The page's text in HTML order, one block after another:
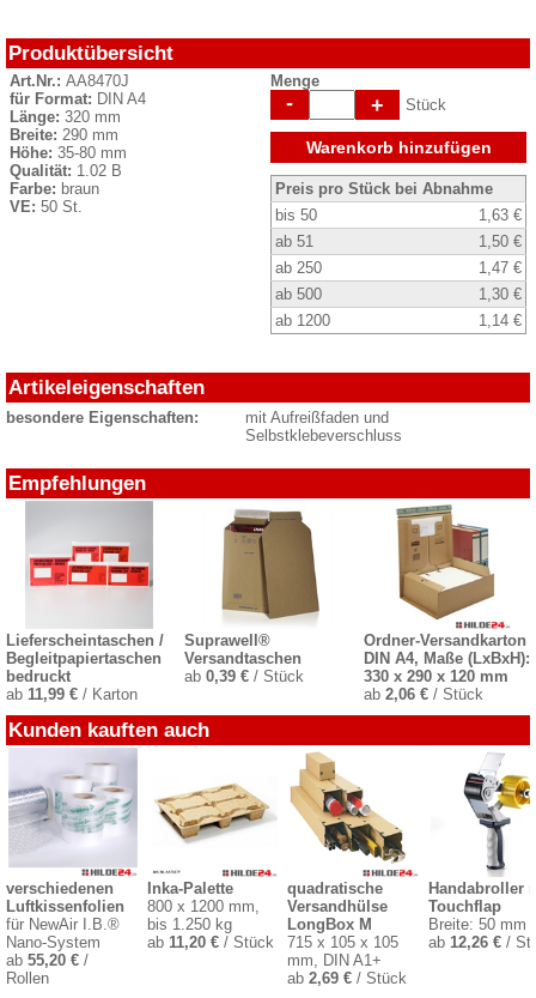
Produktübersicht
Art.Nr.: AA8470J
für Format: DIN A4
Länge: 320 mm
Breite: 290 mm
Höhe: 35-80 mm
Qualität: 1.02 B
Farbe: braun
VE: 50 St.
Menge
- + Stück
Warenkorb hinzufügen
Preis pro Stück bei Abnahme
bis 50
1,63 €
ab 51
1,50 €
ab 250
1,47 €
ab 500
1,30 €
ab 1200
1,14 €
Artikeleigenschaften
besondere Eigenschaften:
mit Aufreißfaden und
Selbstklebeverschluss
Empfehlungen
Lieferscheintaschen /
Begleitpapiertaschen
bedruckt
ab 11,99 € / Karton
Suprawell®
Versandtaschen
ab0,39 € / Stück
Ordner-Versandkarton
DIN A4, Maße (LxBxH):
330 x 290 x 120 mm
ab 2,06 €/ Stück
Kunden kauften auch
verschiedenen
Luftkissenfolien
für NewAir I.B.®
Nano-System
ab 55,20 € /
Rollen
Inka-Palette
800 x 1200 mm,
bis 1.250 kg
ab 11,20 €/ Stück
quadratische
Versandhülse
LongBox M
715 x 105 x 105
mm, DIN A1+
ab2,69 € / Stück
Handabroller
Touchflap
Breite: 50 mm
ab 12,26 €/